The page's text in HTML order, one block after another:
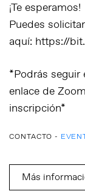
¡Te esperamos!
Puedes
aquí: https://
*Podrás seguir
enlace de
inscripción*
CONTACTO -
Más